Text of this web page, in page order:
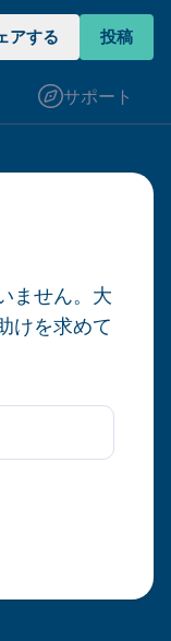
アする 投稿
サポート
ません。大
けを求めて
ください。
します。鼻
から息を吐
を開けて周
ことを声に
の外を見る